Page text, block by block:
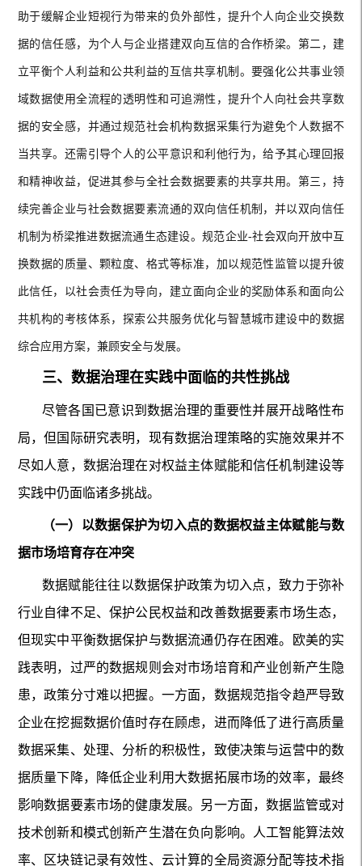
助于缓解企业短视行为带来的负外部性，提升个人向企业交换数
据的信任感，为个人与企业搭建双向互信的合作桥梁。第二，建
立平衡个人利益和公共利益的互信共享机制。要强化公共事业领
域数据使用全流程的透明性和可追溯性，提升个人向社会共享数
据的安全感，并通过规范社会机构数据采集行为避免个人数据不
当共享。还需引导个人的公平意识和利他行为，给予其心理回报
和精神收益，促进其参与全社会数据要素的共享共用。第三，持
续完善企业与社会数据要素流通的双向信任机制，并以双向信任
机制为桥梁推进数据流通生态建设。规范企业-社会双向开放中互
换数据的质量、颗粒度、格式等标准，加以规范性监管以提升彼
此信任，以社会责任为导向，建立面向企业的奖励体系和面向公
共机构的考核体系，探索公共服务优化与智慧城市建设中的数据
综合应用方案，兼顾安全与发展。
三、数据治理在实践中面临的共性挑战
尽管各国已意识到数据治理的重要性并展开战略性布
局，但国际研究表明，现有数据治理策略的实施效果并不
尽如人意，数据治理在对权益主体赋能和信任机制建设等
实践中仍面临诸多挑战。
（一）以数据保护为切入点的数据权益主体赋能与数
据市场培育存在冲突
数据赋能往往以数据保护政策为切入点，致力于弥补
行业自律不足、保护公民权益和改善数据要素市场生态，
但现实中平衡数据保护与数据流通仍存在困难。欧美的实
践表明，过严的数据规则会对市场培育和产业创新产生隐
患，政策分寸难以把握。一方面，数据规范指令趋严导致
企业在挖掘数据价值时存在顾虑，进而降低了进行高质量
数据采集、处理、分析的积极性，致使决策与运营中的数
据质量下降，降低企业利用大数据拓展市场的效率，最终
影响数据要素市场的健康发展。另一方面，数据监管或对
技术创新和模式创新产生潜在负向影响。人工智能算法效
率、区块链记录有效性、云计算的全局资源分配等技术指